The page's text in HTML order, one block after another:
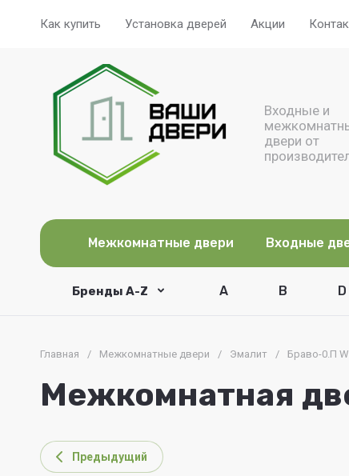
Как купить Установка дверей Акции
Входные и
двери от
Межкомнатные двери Входные
Бренды A-Z A B D
Главная / Межкомнатные двери / Эмалит / Браво-0.П
Межкомнатная
Предыдущий